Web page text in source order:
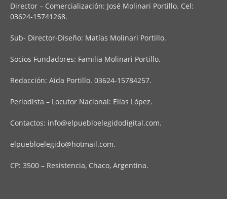
Director – Comercialización: José Molinari Portillo. Cel:
03624-15741268.
Sub- Director-Diseño: Matías Molinari Portillo.
Socios Fundadores: Familia Molinari Portillo.
Redacción: Aida Portillo. 03624-15784257.
Periodista – Locutor Nacional: Elías López.
Contactos: info@elpuebloelegidodigital.com.
elpuebloelegido@hotmail.com.
CP: 3500 – Resistencia, Chaco, Argentina.